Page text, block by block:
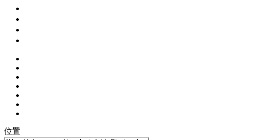
位置